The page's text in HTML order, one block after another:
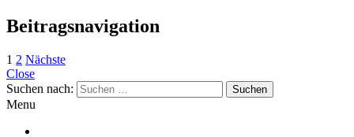
Beitragsnavigation
1 2 Nächste
Close
Suchen nach:
Menu